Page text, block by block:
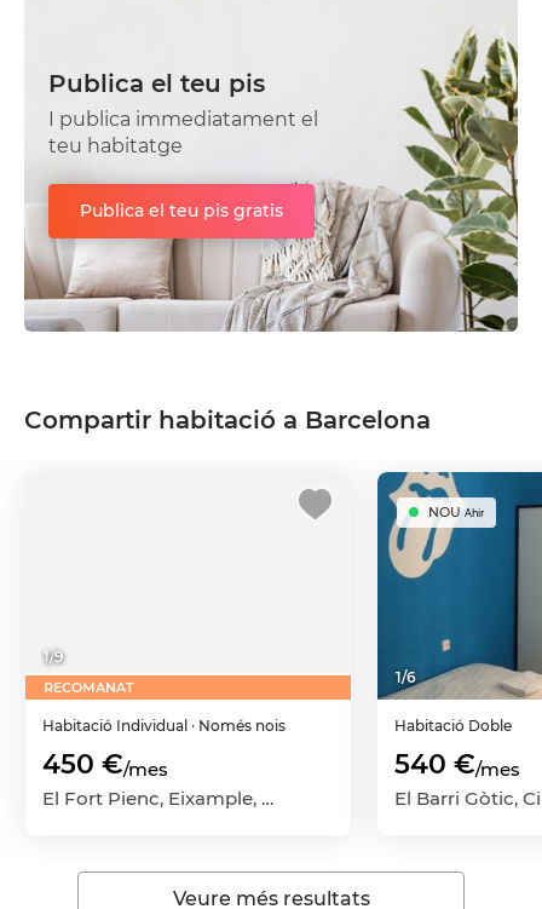
Publica el teu pis
I publica immediatament el
teu habitatge
Publica el teu pis gratis
Compartir habitació a Barcelona
1/9
RECOMANAT
Habitació Individual · Només nois
450 €/mes
El Fort Pienc, Eixample, Barcelona Capital, Barcelona
1/6
NOUAhir
Habitació Doble
540 €/mes
Veure més resultats